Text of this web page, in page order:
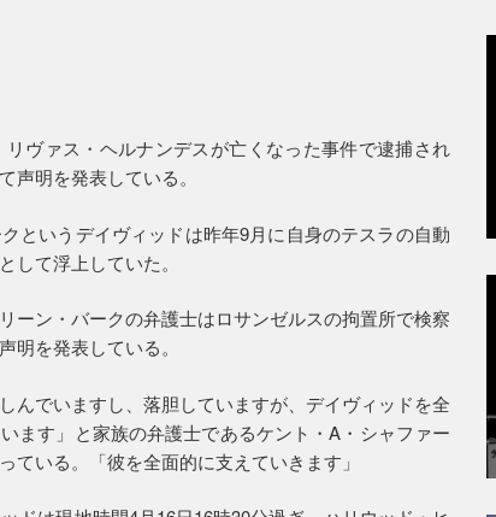
ヴァス・ヘルナンデスが亡くなった事件で逮捕され
声明を発表している。
というデイヴィッドは昨年9月に自身のテスラの自動
して浮上していた。
ーン・バークの弁護士はロサンゼルスの拘置所で検察
明を発表している。
んでいますし、落胆していますが、デイヴィッドを全
ます」と家族の弁護士であるケント・A・シャファー
ている。「彼を全面的に支えていきます」